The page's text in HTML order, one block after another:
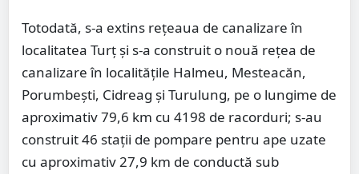
Totodată, s-a extins rețeaua de canalizare în
localitatea Turț și s-a construit o nouă rețea de
canalizare în localitățile Halmeu, Mesteacăn,
Porumbești, Cidreag și Turulung, pe o lungime de
aproximativ 79,6 km cu 4198 de racorduri; s-au
construit 46 stații de pompare pentru ape uzate
cu aproximativ 27,9 km de conductă sub